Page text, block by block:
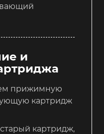
и
прижимную
картридж
картридж,